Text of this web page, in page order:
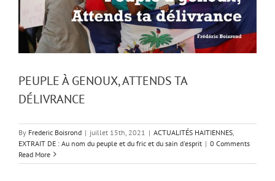
PEUPLE À GENOUX, ATTENDS TA
DÉLIVRANCE
By Frederic Boisrond | juillet 15th, 2021 | ACTUALITÉS HAITIENNES
EXTRAIT DE : Au nom du peuple et du fric et du sain d'esprit | 0 Comments
Read More